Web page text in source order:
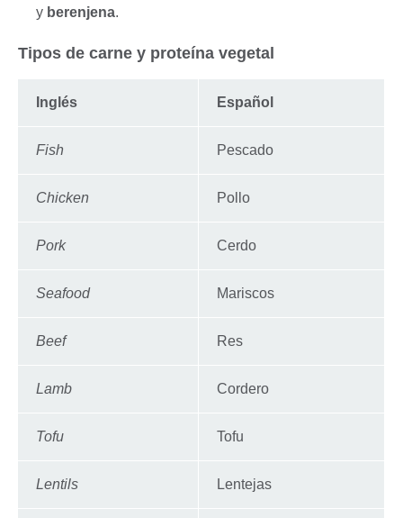
y berenjena.
Tipos de carne y proteína vegetal
Inglés Español
Fish Pescado
Chicken Pollo
Pork Cerdo
Seafood Mariscos
Beef Res
Lamb Cordero
Tofu Tofu
Lentils Lentejas